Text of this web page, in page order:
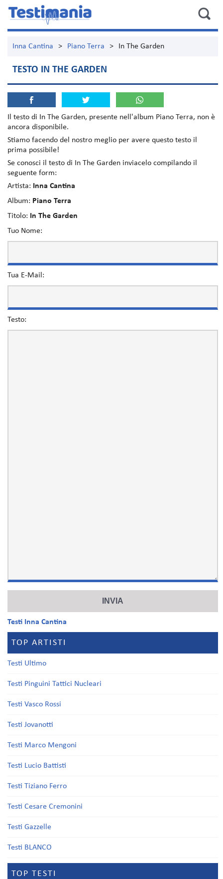
Inna Cantina > Piano Terra > In The Garden
TESTO IN THE GARDEN
Il testo di In The Garden, presente nell'album Piano Terra, non è
ancora disponibile.
Stiamo facendo del nostro meglio per avere questo testo il
prima possibile!
Se conosci il testo di In The Garden inviacelo compilando il
seguente form:
Artista:
Inna Cantina
Album: Piano Terra
Titolo:
In The Garden
Tuo Nome:
Tua E-Mail:
Testo:
Testi Inna Cantina
TOP ARTISTI
Testi Ultimo
Testi Pinguini Tattici Nucleari
Testi Vasco Rossi
Testi Jovanotti
Testi Marco Mengoni
Testi Lucio Battisti
Testi Tiziano Ferro
Testi Cesare Cremonini
Testi Gazzelle
Testi BLANCO
TOP TESTI